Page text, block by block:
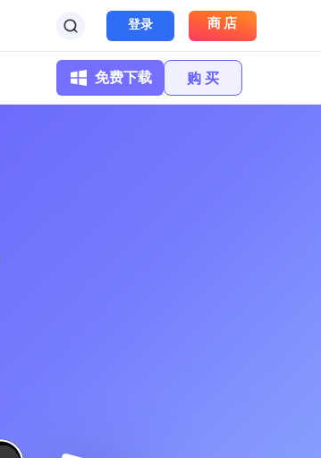
登录 商店
免费下载 购 买